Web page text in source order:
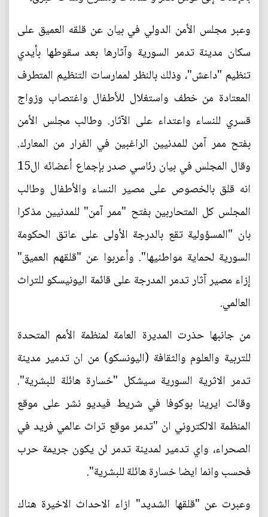
وعبر مجلس الأمن الدولي في بيان عن قلقه العميق على
سكان مدينة تدمر السورية وآثارها بعد سقوطها بأيدي
تنظيم "داعش"، وذلك بالنظر لممارسات التنظيم المتطرف
المعتادة من خطف واستغلال للأطفال واغتصاب وزواج
قسري للنساء واعتداء على الآثار. وطالب مجلس الأمن
بفتح ممر آمن للمدنيين الراغبين في الفرار من المعارك.
وقال المجلس في بيان رئاسي صدر بإجماع أعضائه ال15
انه قلق بالخصوص على مصير النساء والأطفال وطالب
المجلس كل المتحاربين بفتح "ممر آمن" للمدنيين مذكرا
بان "المسؤولية تقع بالدرجة الأولى على عاتق الحكومة
السورية لحماية مواطنيها". وأعربوا عن "قلقهم العميق"
إزاء مصير آثار تدمر المدرجة على قائمة اليونيسكو للتراث
العالمي.
من جانبها حذرت المديرة العامة لمنظمة الأمم المتحدة
للتربية والعلوم والثقافة (اليونسكو) من ان تدمير مدينة
تدمر الاثرية السورية سيشكل "خسارة هائلة للبشرية".
وقالت ايرينا بوكوفا في شريط فيديو نشر على موقع
المنظمة الالكتروني ان "تدمر موقع تراث عالمي فريد في
الصحراء، واي تدمير لمدينة تدمر لن يكون جريمة حرب
فحسب وانما ايضا خسارة هائلة للبشرية".
وعبرت عن "قلقها الشديد" ازاء الاحداث الاخيرة هناك